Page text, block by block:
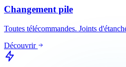
Changement pile
Toutes télécommandes. Joints
Découvrir